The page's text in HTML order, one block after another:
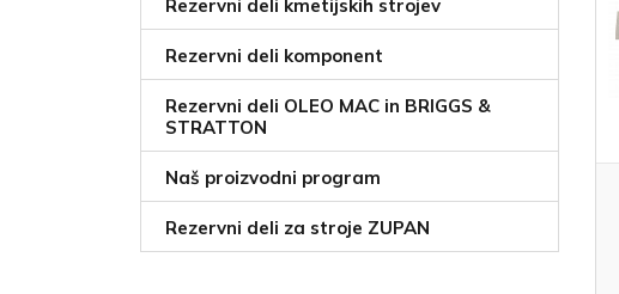
Rezervni deli kmetijskih strojev
Rezervni deli komponent
Rezervni deli OLEO MAC in BRIGGS &
STRATTON
Naš proizvodni program
Rezervni deli za stroje ZUPAN